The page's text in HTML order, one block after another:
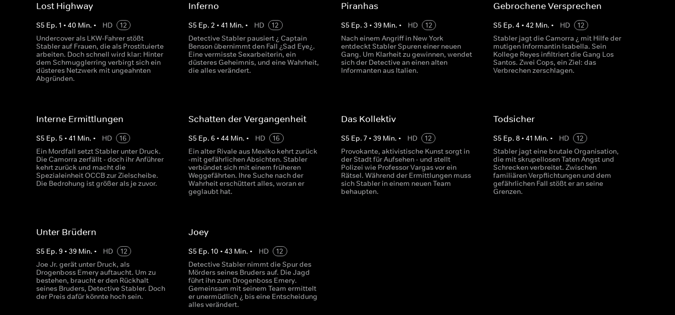
Lost Highway
S5 Ep. 1 • 40 Min. • HD
12
Undercover als LKW-Fahrer stößt
Stabler auf Frauen, die als Prostituierte
arbeiten. Doch schnell wird klar: Hinter
dem Schmugglerring verbirgt sich ein
düsteres Netzwerk mit ungeahnten
Abgründen.
Inferno
S5 Ep.2 •41 Min. • HD
12
Detective Stabler pausiert ¿ Captain
Benson übernimmt den Fall ¿Sad Eye¿.
Eine vermisste Sexarbeiterin, ein
düsteres Geheimnis, und eine Wahrheit,
die alles verändert.
Piranhas
S5 Ep. 3 • 39Min. • HD
12
Nach einem Angriff in New York
entdeckt Stabler Spuren einer neuen
Gang. Um Klarheit zu gewinnen, wendet
sich der Detective an einen alten
Informanten aus Italien.
Gebrochene Versprechen
S5 Ep. 4 • 42 Min. • HD
12
Stabler jagt die Camorra ¿ mit Hilfe der
mutigen Informantin Isabella. Sein
Kollege Reyes infiltriert die Gang Los
Santos. Zwei Cops, ein Ziel: das
Verbrechen zerschlagen.
Interne Ermittlungen
S5 Ep. 5 • 41 Min. • HD
16
Ein Mordfall setzt Stabler unter Druck.
Die Camorra zerfällt - doch ihr Anführer
kehrt zurück und macht die
Spezialeinheit OCCB zur Zielscheibe.
Die Bedrohung ist größer als je zuvor.
Schatten der Vergangenheit
S5 Ep.6 •44 Min. • HD
16
Ein alter Rivale aus Mexiko kehrt zurück
-mit gefährlichen Absichten. Stabler
verbündet sich mit einem früheren
Weggefährten. Ihre Suche nach der
Wahrheit erschüttert alles, woran er
geglaubt hat.
Das Kollektiv
S5 Ep. 7• 39Min. • HD
12
Provokante, aktivistische Kunst sorgt in
der Stadt für Aufsehen - und stellt
Polizei wie Professor Vargas vor ein
Rätsel. Während der Ermittlungen muss
sich Stabler in einem neuen Team
behaupten.
Todsicher
S5 Ep. 8• 41 Min. • HD
12
Stabler jagt eine brutale Organisation,
die mit skrupellosen Taten Angst und
Schrecken verbreitet. Zwischen
familiären Verpflichtungen und dem
gefährlichen Fall stößt er an seine
Grenzen.
Unter Brüdern
S5 Ep. 9 • 39 Min. • HD
12
Joe Jr. gerät unter Druck, als
Drogenboss Emery auftaucht. Um zu
bestehen, braucht er den Rückhalt
seines Bruders, Detective Stabler. Doch
der Preis dafür könnte hoch sein.
Joey
S5 Ep.10 •43 Min. • HD
12
Detective Stabler nimmt die Spur des
Mörders seines Bruders auf. Die Jagd
führt ihn zum Drogenboss Emery.
Gemeinsam mit seinem Team ermittelt
er unermüdlich ¿ bis eine Entscheidung
alles verändert.